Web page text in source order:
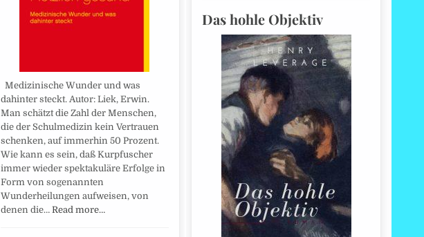
Medizinische Wunder und was
dahinter steckt. Autor: Liek, Erwin.
Man schätzt die Zahl der Menschen,
die der Schulmedizin kein Vertrauen
schenken, auf immerhin 50 Prozent.
Wie kann es sein, daß Kurpfuscher
immer wieder spektakuläre Erfolge in
Form von sogenannten
Wunderheilungen aufweisen, von
denen die… Read more…
Das hohle Objektiv